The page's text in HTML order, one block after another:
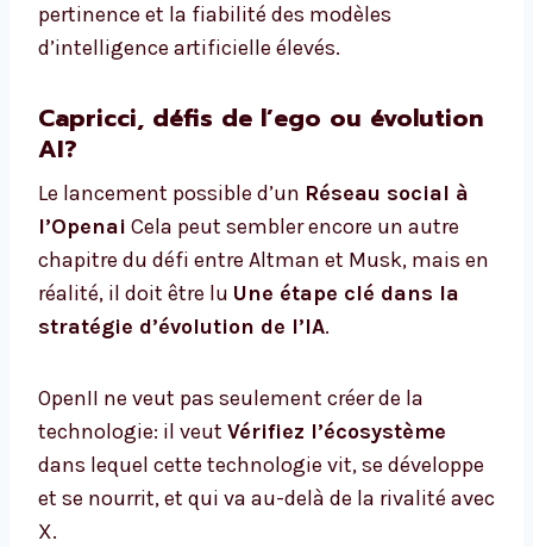
pertinence et la fiabilité des modèles
d’intelligence artificielle élevés.
Capricci, défis de l’ego ou évolution
AI?
Le lancement possible d’un Réseau social à
l’Openai Cela peut sembler encore un autre
chapitre du défi entre Altman et Musk, mais en
réalité, il doit être lu Une étape clé dans la
stratégie d’évolution de l’IA.
OpenII ne veut pas seulement créer de la
technologie: il veut Vérifiez l’écosystème
dans lequel cette technologie vit, se développe
et se nourrit, et qui va au-delà de la rivalité avec
X.